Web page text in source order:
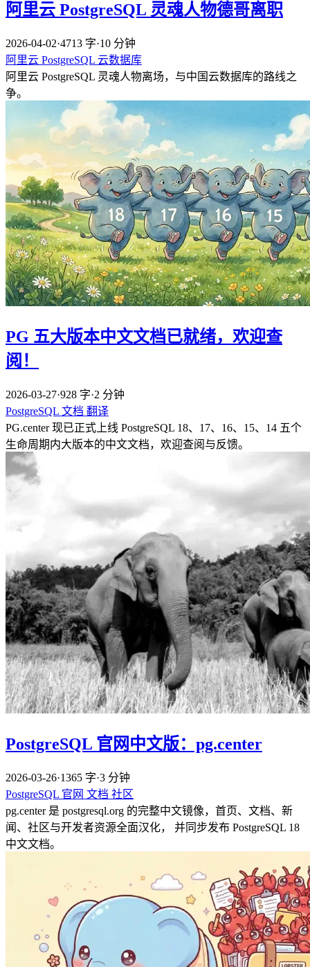
阿里云 PostgreSQL 灵魂人物德哥离职
2026-04-02·4713 字·10 分钟
阿里云 PostgreSQL 云数据库
阿里云 PostgreSQL 灵魂人物离场，与中国云数据库的路线之
争。
PG 五大版本中文文档已就绪，欢迎查
阅！
2026-03-27·928 字·2 分钟
PostgreSQL 文档 翻译
PG.center 现已正式上线 PostgreSQL 18、17、16、15、14 五个
生命周期内大版本的中文文档，欢迎查阅与反馈。
PostgreSQL 官网中文版：pg.center
2026-03-26·1365 字·3 分钟
PostgreSQL 官网 文档 社区
pg.center 是 postgresql.org 的完整中文镜像，首页、文档、新
闻、社区与开发者资源全面汉化， 并同步发布 PostgreSQL 18
中文文档。